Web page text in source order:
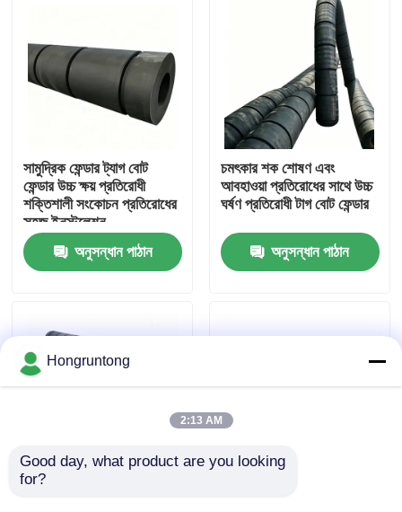
পণ্য
আমাদের সম্পর্কে
কারখানা ভ্রমণ
গুণমান নিয়ন্ত্রণ
উদ্ধৃতির জন্য আবেদন
ডক রাবার ফেন্ডার
সামুদ্রিক ফেন্ডার ট্যাগ বোট
ফেন্ডার উচ্চ ক্ষয় প্রতিরোধী
শক্তিশালী সংকোচন প্রতিরোধের
সহজ ইনস্টলেশন
অনুসন্ধান পাঠান
চমৎকার শক শোষণ এবং
আবহাওয়া প্রতিরোধের সাথে উচ্চ
ঘর্ষণ প্রতিরোধী টাগ বোট ফেন্ডার
অনুসন্ধান পাঠান
উচ্চ প্রভাব প্রতিরোধের সঙ্গে
Hongruntong
2:13 AM
Good day, what product are you looking
for?